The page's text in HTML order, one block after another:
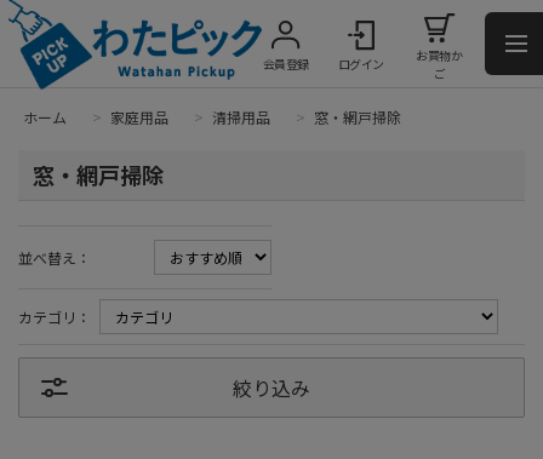
会員登録 ログイン
お買物か
ご
ホーム > 家庭用品 > 清掃用品 > 窓・網戸掃除
窓・網戸掃除
並べ替え：
カテゴリ：
絞り込み